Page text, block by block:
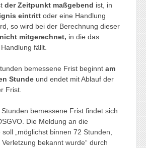
der Zeitpunkt maßgebend ist, in
eintrittoder eine Handlung
so wird bei der Berechnung dieser
mitgerechnet, in die das
fällt.
bemessene Frist beginnt am
Stundeund endet mit Ablauf der
Frist.
bemessene Frist findet sich
Die Meldung an die
„möglichst binnen 72 Stunden,
bekannt wurde“ durch